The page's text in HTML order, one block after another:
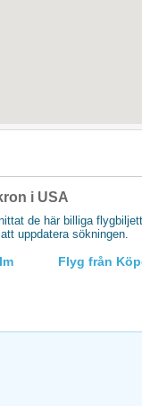
i USA
de här billiga
uppdatera sökningen.
Flyg från